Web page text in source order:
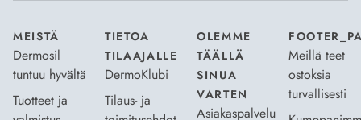
MEISTÄ
Dermosil
tuntuu hyvältä
Tuotteet ja
TIETOA
TILAAJALLE
DermoKlubi
Tilaus- ja
OLEMME
TÄÄLLÄ
SINUA
VARTEN
Asiakaspalvelu
Meillä teet
ostoksia
turvallisesti